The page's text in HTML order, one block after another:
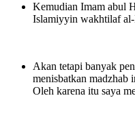
Kemudian Imam abul
Islamiyyin wakhtilaf al-
Akan tetapi banyak
menisbatkan madzhab
Oleh karena itu saya